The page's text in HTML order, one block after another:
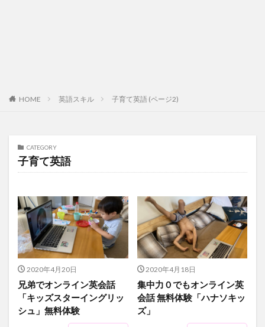
HOME 英語スキル 子育て英語 (ページ2)
CATEGORY
子育て英語
2020年4月20日
兄弟でオンライン英会話
「キッズスターイングリッ
シュ」無料体験
2020年4月18日
集中力０でもオンライン英
会話 無料体験「ハナソキッ
ズ」